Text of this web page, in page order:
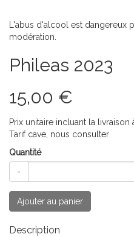
L'abus d'alcool est dangereux
modération.
Phileas 2023
15,00 €
Prix unitaire incluant la livraison
Tarif cave, nous consulter
Quantité
-
Ajouter au panier
Description